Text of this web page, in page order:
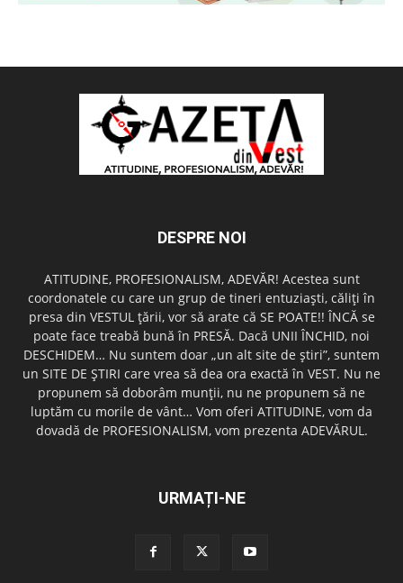
DESPRE NOI
ATITUDINE, PROFESIONALISM, ADEVĂR! Acestea sunt
coordonatele cu care un grup de tineri entuziaşti, căliţi în
presa din VESTUL ţării, vor să arate că SE POATE!! ÎNCĂ se
poate face treabă bună în PRESĂ. Dacă UNII ÎNCHID, noi
DESCHIDEM… Nu suntem doar „un alt site de ştiri”, suntem
un SITE DE ŞTIRI care vrea să dea ora exactă în VEST. Nu ne
propunem să doborâm munţii, nu ne propunem să ne
luptăm cu morile de vânt… Vom oferi ATITUDINE, vom da
dovadă de PROFESIONALISM, vom prezenta ADEVĂRUL.
URMAȚI-NE